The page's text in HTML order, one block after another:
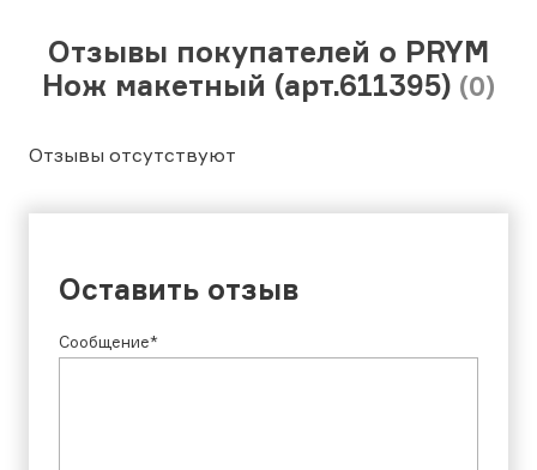
Отзывы покупателей о PRYM
Нож макетный (арт.611395) (0)
Отзывы отсутствуют
Оставить отзыв
Сообщение*